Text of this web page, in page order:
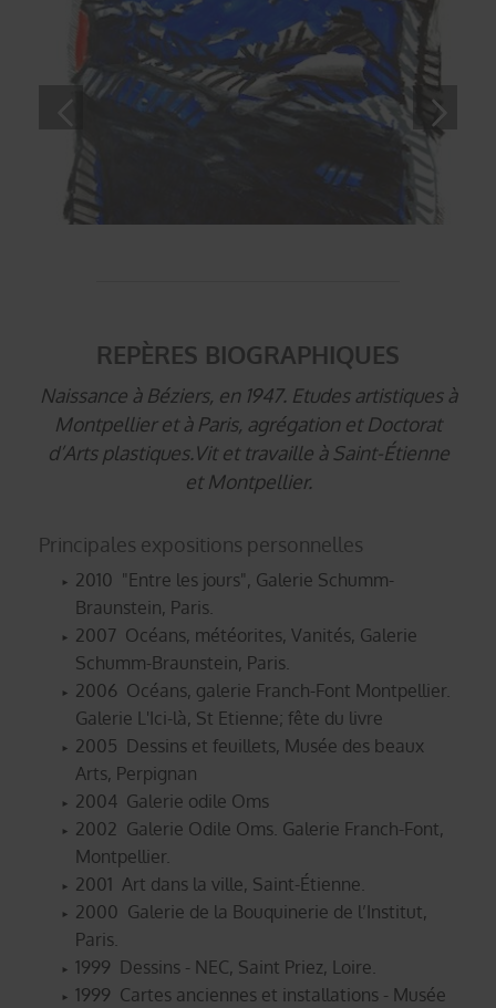
REPÈRES BIOGRAPHIQUES
Naissance à Béziers, en 1947. Etudes artistiques à
Montpellier et à Paris, agrégation et Doctorat
d’Arts plastiques.Vit et travaille à Saint-Étienne
et Montpellier.
Principales expositions personnelles
2010 "Entre les jours", Galerie Schumm-
Braunstein, Paris.
2007 Océans, météorites, Vanités, Galerie
Schumm-Braunstein, Paris.
2006 Océans, galerie Franch-Font Montpellier.
Galerie L'Ici-là, St Etienne; fête du livre
2005 Dessins et feuillets, Musée des beaux
Arts, Perpignan
2004 Galerie odile Oms
2002 Galerie Odile Oms. Galerie Franch-Font,
Montpellier.
2001 Art dans la ville, Saint-Étienne.
2000 Galerie de la Bouquinerie de l’Institut,
Paris.
1999 Dessins - NEC, Saint Priez, Loire.
1999 Cartes anciennes et installations - Musée